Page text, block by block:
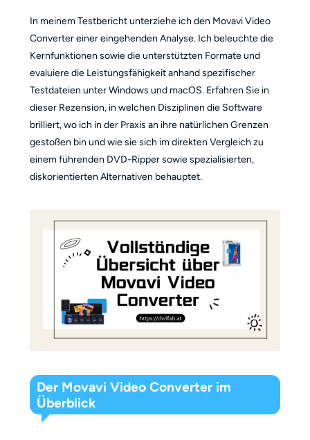
In meinem Testbericht unterziehe ich den Movavi Video
Converter einer eingehenden Analyse. Ich beleuchte die
Kernfunktionen sowie die unterstützten Formate und
evaluiere die Leistungsfähigkeit anhand spezifischer
Testdateien unter Windows und macOS. Erfahren Sie in
dieser Rezension, in welchen Disziplinen die Software
brilliert, wo ich in der Praxis an ihre natürlichen Grenzen
gestoßen bin und wie sie sich im direkten Vergleich zu
einem führenden DVD-Ripper sowie spezialisierten,
diskorientierten Alternativen behauptet.
Der Movavi Video Converter im
Überblick